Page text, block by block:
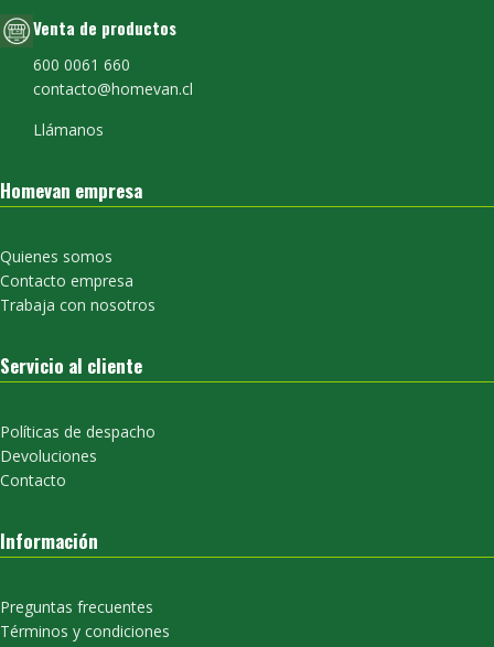
Venta de productos
600 0061 660
contacto@homevan.cl
Llámanos
Homevan empresa
Quienes somos
Contacto empresa
Trabaja con nosotros
Servicio al cliente
Políticas de despacho
Devoluciones
Contacto
Información
Preguntas frecuentes
Términos y condiciones